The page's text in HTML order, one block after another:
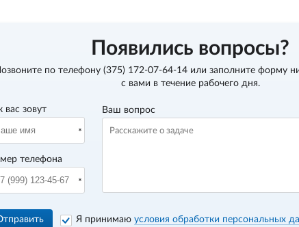
Появились вопросы?
Позвоните по телефону (375) 172-07-64-14 или заполните форму
с вами в течение рабочего дня.
вас зовут
телефона
Ваш вопрос
Я принимаю условия обработки персональных